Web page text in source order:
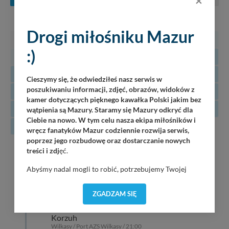
28 29 30 31 1
3
17
18 19 20 21 22
24
25 26 27 28 29
31
08
08.2026
Luka
Wilkasy / Port Resort Niegocin / 20:00
Korzuh
Wilkasy / Port AZS Wilkasy / 21:00
Drogi miłośniku Mazur
:)
Cieszymy się, że odwiedziłeś nasz serwis w
poszukiwaniu informacji, zdjęć, obrazów, widoków z
kamer dotyczących pięknego kawałka Polski jakim bez
wątpienia są Mazury. Staramy się Mazury odkryć dla
Ciebie na nowo. W tym celu nasza ekipa miłośników i
wręcz fanatyków Mazur codziennie rozwija serwis,
poprzez jego rozbudowę oraz dostarczanie nowych
treści i zdjęć.
Abyśmy nadal mogli to robić, potrzebujemy Twojej
dostosować do Twoich preferencji. Twoje dane (w tym
pliki cookies) będą zapisywane w celu usprawnienia
wyszukania, ulubione miejsca, logowania, itp).
ZGADZAM SIĘ